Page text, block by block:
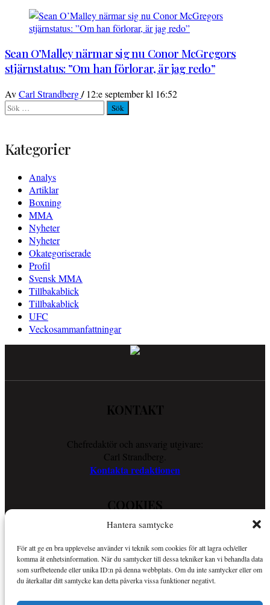
Hantera samtycke
För att ge en bra upplevelse använder vi teknik som cookies för att lagra och/eller
komma åt enhetsinformation. När du samtycker till dessa tekniker kan vi behandla data
som surfbeteende eller unika ID:n på denna webbplats. Om du inte samtycker eller om
du återkallar ditt samtycke kan detta påverka vissa funktioner negativt.
Sean O’Malley närmar sig nu Conor McGregors
stjärnstatus: ”Om han förlorar, är jag redo”
AvCarl Strandberg/ 12:e september kl 16:52
Sök
efter:
Kategorier
Analys
Artiklar
Boxning
MMA
Nyheter
Nyheter
Okategoriserade
Profil
Svensk MMA
Tillbakablick
Tillbakablick
UFC
Veckosammanfattningar
KONTAKT
Chefredaktör och ansvarig utgivare:
Carl Strandberg.
Kontakta redaktionen
COOKIES
din läsupplevelse.
Så använder vi cookies
OM SPORTKURIREN